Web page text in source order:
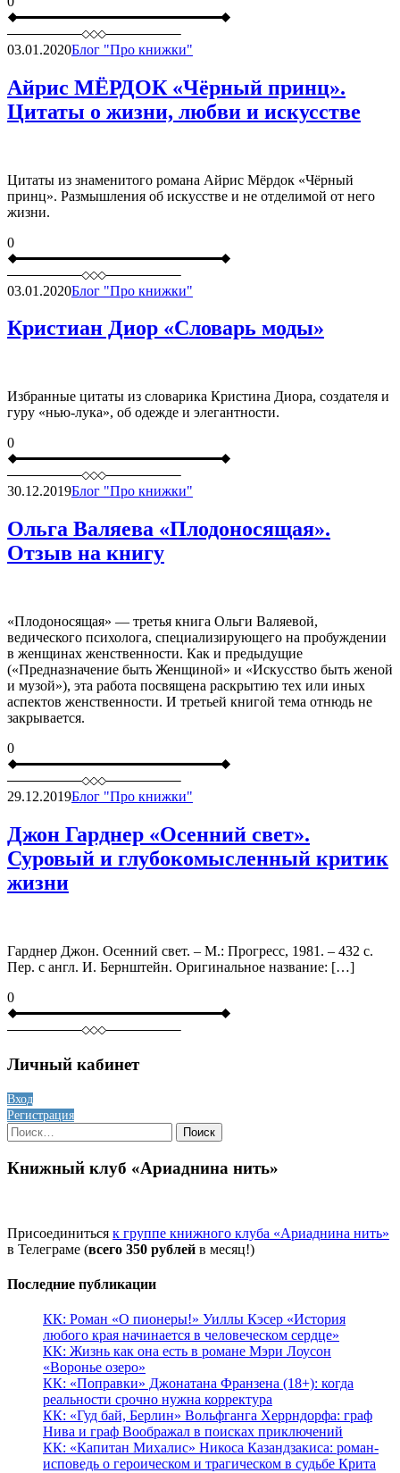
03.01.2020Блог "Про книжки"
Айрис МЁРДОК «Чёрный принц».
Цитаты о жизни, любви и искусстве
Цитаты из знаменитого романа Айрис Мёрдок «Чёрный
принц». Размышления об искусстве и не отделимой от него
жизни.
0
03.01.2020Блог "Про книжки"
Кристиан Диор «Словарь моды»
Избранные цитаты из словарика Кристина Диора, создателя и
гуру «нью-лука», об одежде и элегантности.
0
30.12.2019Блог "Про книжки"
Ольга Валяева «Плодоносящая».
Отзыв на книгу
«Плодоносящая» — третья книга Ольги Валяевой,
ведического психолога, специализирующего на пробуждении
в женщинах женственности. Как и предыдущие
(«Предназначение быть Женщиной» и «Искусство быть женой
и музой»), эта работа посвящена раскрытию тех или иных
аспектов женственности. И третьей книгой тема отнюдь не
закрывается.
0
29.12.2019Блог "Про книжки"
Джон Гарднер «Осенний свет».
Суровый и глубокомысленный критик
жизни
Гарднер Джон. Осенний свет. – М.: Прогресс, 1981. – 432 с.
Пер. с англ. И. Бернштейн. Оригинальное название: […]
0
Личный кабинет
Вход
Регистрация
Найти:
Книжный клуб «Ариаднина нить»
Присоединиться к группе книжного клуба «Ариаднина нить»
в Телеграме (всего 350 рублей в месяц!)
Последние публикации
КК: Роман «О пионеры!» Уиллы Кэсер «История
любого края начинается в человеческом сердце»
КК: Жизнь как она есть в романе Мэри Лоусон
«Воронье озеро»
КК: «Поправки» Джонатана Франзена (18+): когда
реальности срочно нужна корректура
КК: «Гуд бай, Берлин» Вольфганга Херрндорфа: граф
Нива и граф Воображал в поисках приключений
КК: «Капитан Михалис» Никоса Казандзакиса: роман-
исповедь о героическом и трагическом в судьбе Крита